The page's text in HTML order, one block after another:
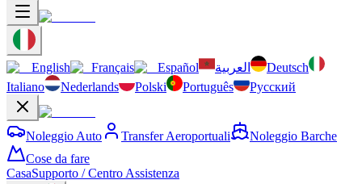
English Français Español العربية
Deutsch
Italiano
Nederlands Polski Português Русский
Noleggio Auto Transfer Aeroportuali
Noleggio Barche
Cose da fare
CasaSupporto / Centro Assistenza